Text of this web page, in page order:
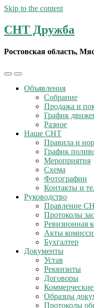
Skip to the content
СНТ Дружба
Ростовская область,
Toggle
mobile
Toggle
the
search
Объявления
Собрание
Продажа и
График
Разное
Наше СНТ
Правила и
График
Мероприятия
Схема
Фотографии
Контакты и
Руководство
Правление
Протоколы
Ревизионная
Акты
Бухгалтер
Документы
Устав
Реквизиты
Договоры
Образцы
Протоколы